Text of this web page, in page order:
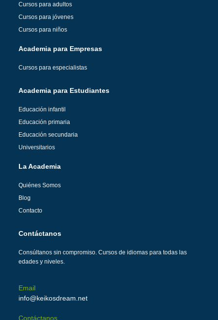
Cursos para adultos
Cursos para jóvenes
Cursos para niños
Academia para Empresas
Cursos para especialistas
Academia para Estudiantes
Educación infantil
Educación primaria
Educación secundaria
Universitarios
La Academia
Quiénes Somos
Blog
Contacto
Contáctanos
Consúltanos sin compromiso. Cursos de idiomas para todas las
edades y niveles.
Email
info@keikosdream.net
Contáctanos